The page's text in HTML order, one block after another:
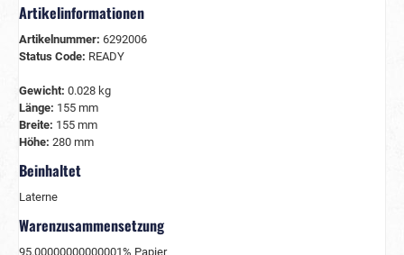
Artikelinformationen
Artikelnummer: 6292006
Status Code: READY
Gewicht: 0.028 kg
Länge: 155 mm
Breite: 155 mm
Höhe: 280 mm
Beinhaltet
Laterne
Warenzusammensetzung
95.00000000000001% Papier